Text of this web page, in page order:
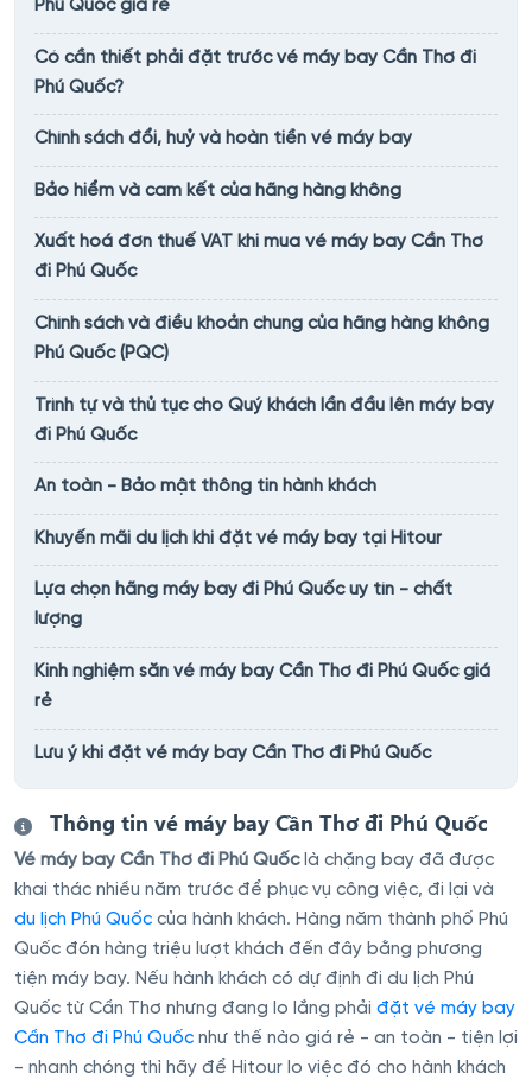
Phú Quốc giá rẻ
Có cần thiết phải đặt trước vé máy bay Cần Thơ đi
Phú Quốc?
Chính sách đổi, huỷ và hoàn tiền vé máy bay
Bảo hiểm và cam kết của hãng hàng không
Xuất hoá đơn thuế VAT khi mua vé máy bay Cần Thơ
đi Phú Quốc
Chính sách và điều khoản chung của hãng hàng không
Phú Quốc (PQC)
Trình tự và thủ tục cho Quý khách lần đầu lên máy bay
đi Phú Quốc
An toàn - Bảo mật thông tin hành khách
Khuyến mãi du lịch khi đặt vé máy bay tại Hitour
Lựa chọn hãng máy bay đi Phú Quốc uy tín - chất
lượng
Kinh nghiệm săn vé máy bay Cần Thơ đi Phú Quốc giá
rẻ
Lưu ý khi đặt vé máy bay Cần Thơ đi Phú Quốc
Thông tin vé máy bay Cần Thơ đi Phú Quốc
Vé máy bay Cần Thơ đi Phú Quốclà chặng bay đã được
khai thác nhiều năm trước để phục vụ công việc, đi lại và
du lịch Phú Quốc của hành khách. Hàng năm thành phố Phú
Quốc đón hàng triệu lượt khách đến đây bằng phương
tiện máy bay. Nếu hành khách có dự định đi du lịch Phú
Quốc từ Cần Thơ nhưng đang lo lắng phải đặt vé máy bay
Cần Thơ đi Phú Quốc như thế nào giá rẻ - an toàn - tiện lợi
- nhanh chóng thì hãy để Hitour lo việc đó cho hành khách